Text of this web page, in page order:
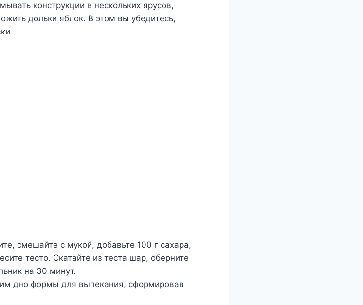
конструкции в нескольких ярусов,
дольки яблок. В этом вы убедитесь,
смешайте с мукой, добавьте 100 г сахара,
тесто. Скатайте из теста шар, оберните
на 30 минут.
им дно формы для выпекания, сформировав